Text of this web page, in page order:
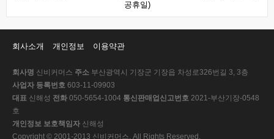
공휴일)
회사소개 개인정보 이용약관
회사명 신비커머스 주소 부산광역시 기장군 기장읍 차성로326번길 3, 3층
사업자 등록번호 603-11-09903
대표 신해성 전화 050-5654-1004 통신판매업신고번호 2021-부산기장-0548
호
개인정보 보호책임자 신해성
Copyright © 2001-2013 신비커머스. All Rights Reserved.